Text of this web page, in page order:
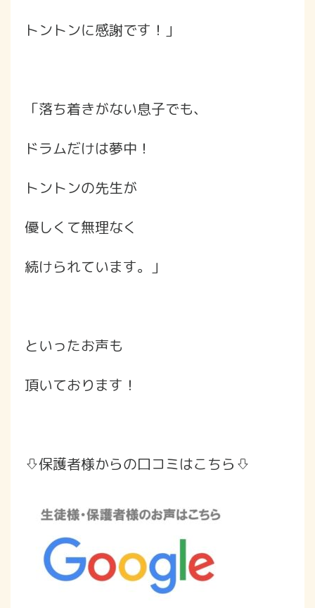
トントンに感謝です！」
「落ち着きがない息子でも、
ドラムだけは夢中！
トントンの先生が
優しくて無理なく
続けられています。」
といったお声も
頂いております！
⇩保護者様からの口コミはこちら⇩